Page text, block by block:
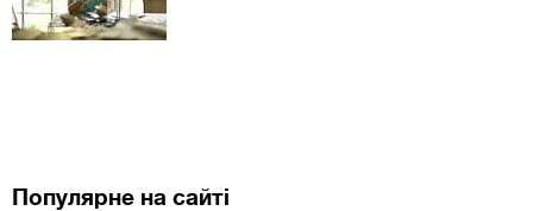
Популярне на сайті